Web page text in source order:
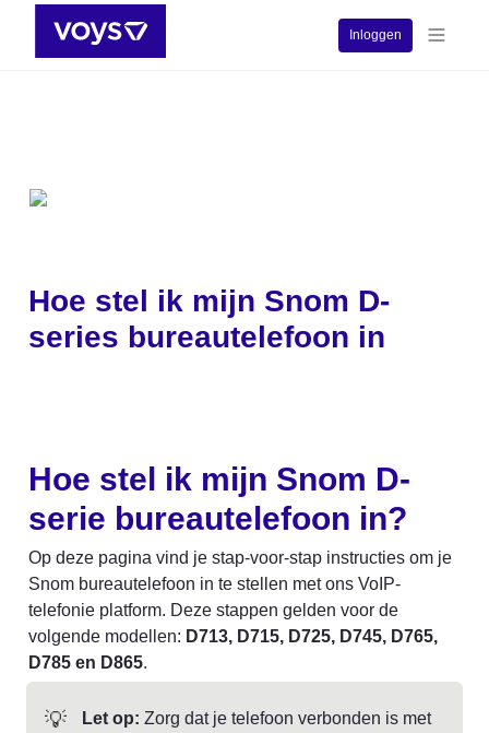
Inloggen
Hoe stel ik mijn Snom D-
series bureautelefoon in
Hoe stel ik mijn Snom D-
serie bureautelefoon in?
Op deze pagina vind je stap-voor-stap instructies om je
Snom bureautelefoon in te stellen met ons VoIP-
telefonie platform. Deze stappen gelden voor de
volgende modellen: D713, D715, D725, D745, D765,
D785 en D865.
💡 Let op: Zorg dat je telefoon verbonden is met